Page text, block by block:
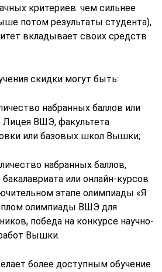
критериев: чем сильнее
потом результаты студента),
вкладывает своих средств
скидки могут быть:
набранных баллов или
Лицея ВШЭ, факультета
или базовых школ Вышки;
набранных баллов,
или онлайн-курсов
этапе олимпиады «Я
олимпиады ВШЭ для
победа на конкурсе научно-
Вышки.
более доступным обучение